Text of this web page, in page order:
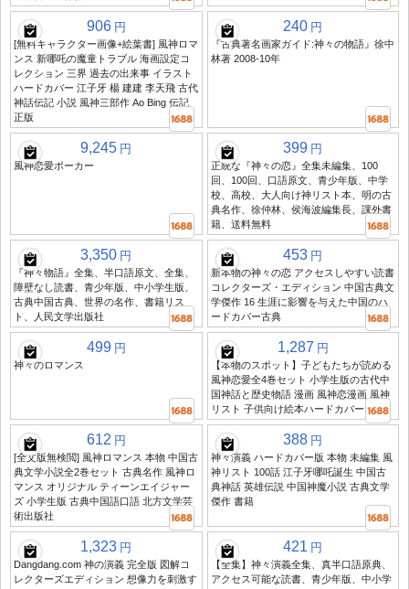
906 円
[無料キャラクター画像+絵葉書] 風神ロマ
ンス 新哪吒の魔童トラブル 海画設定コ
レクション 三界 過去の出来事 イラスト
ハードカバー 江子牙 楊 建建 李天飛 古代
神話伝記 小説 風神三部作 Ao Bing 伝記
正版
240 円
『古典著名画家ガイド:神々の物語』徐中
林著 2008-10年
9,245 円
風神恋愛ポーカー
399 円
正統な『神々の恋』全集未編集、100
回、100回、口語原文、青少年版、中学
校、高校、大人向け神リスト本、明の古
典名作、徐仲林、侯海波編集長、課外書
籍、送料無料
3,350 円
『神々物語』全集、半口語原文、全集、
障壁なし読書、青少年版、中小学生版、
古典中国古典、世界の名作、書籍リス
ト、人民文学出版社
453 円
新本物の神々の恋 アクセスしやすい読書
コレクターズ・エディション 中国古典文
学傑作 16 生涯に影響を与えた中国のハ
ードカバー古典
499 円
神々のロマンス
1,287 円
【本物のスポット】子どもたちが読める
風神恋愛全4巻セット 小学生版の古代中
国神話と歴史物語 漫画 風神恋漫画 風神
リスト 子供向け絵本ハードカバー
612 円
[全文版無検閲] 風神ロマンス 本物 中国古
典文学小説全2巻セット 古典名作 風神ロ
マンス オリジナル ティーンエイジャー
ズ 小学生版 古典中国語口語 北方文学芸
術出版社
388 円
神々演義 ハードカバー版 本物 未編集 風
神リスト 100話 江子牙哪吒誕生 中国古
典神話 英雄伝説 中国神魔小説 古典文学
傑作 書籍
1,323 円
Dangdang.com 神の演義 完全版 図解コ
レクターズエディション 想像力を刺激す
421 円
【全集】神々演義全集、真半口語原典、
アクセス可能な読書、青少年版、中小学